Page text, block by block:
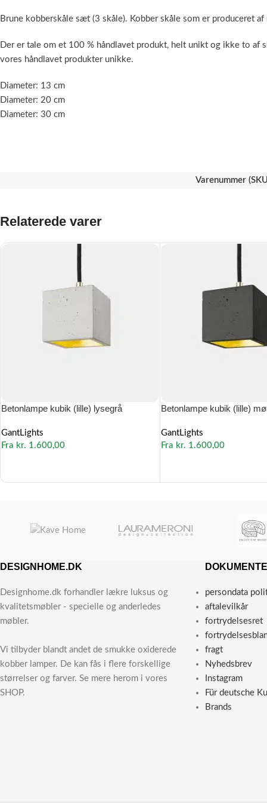
Brune kobberskåle sæt (3 skåle). Kobber skåle som er produceret
Der er tale om et 100 % håndlavet produkt, helt unikt og ikke to af
vores håndlavet produkter unikke.
Diameter: 13 cm
Diameter: 20 cm
Diameter: 30 cm
Varenummer
Relaterede varer
Betonlampe kubik (lille) lysegrå
GantLights
Fra kr. 1.600,00
Betonlampe kubik (lille)
GantLights
Fra kr. 1.600,00
DESIGNHOME.DK
Designhome.dk forhandler lækre luksus og
kvalitetsmøbler - specielle og anderledes
møbler.
Vi tilbyder blandt andet de smukke oxiderede
kobber lamper. De kan fås i flere forskellige
størrelser og farver. Se mere herom i vores
SHOP.
persondata
aftalevilkår
fortrydelsesret
fragt
Nyhedsbrev
Instagram
Für deutsche
Brands